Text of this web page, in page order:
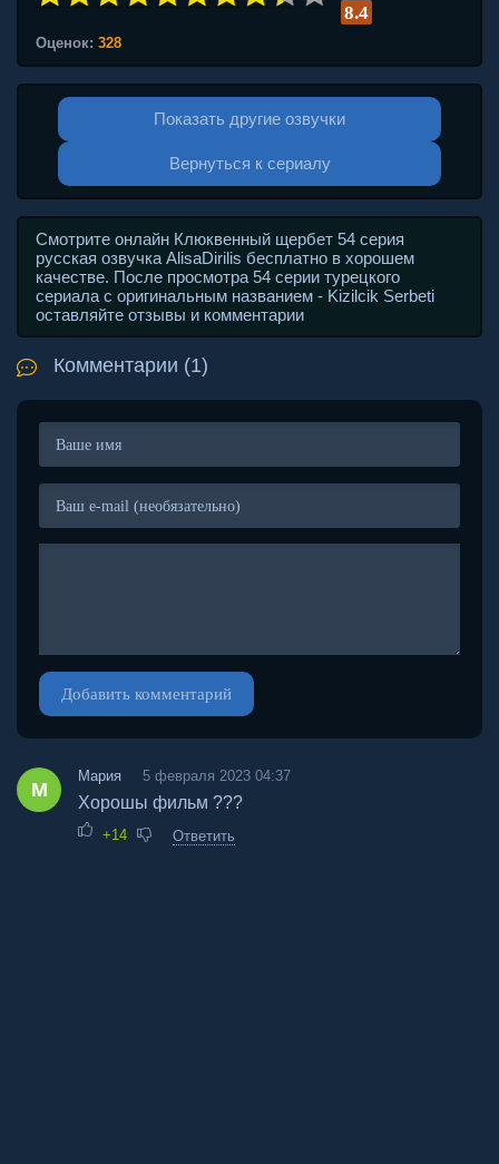
8.4
Оценок: 328
Показать другие озвучки
Вернуться к сериалу
Смотрите онлайн Клюквенный щербет 54 серия
русская озвучка AlisaDirilis бесплатно в хорошем
качестве. После просмотра 54 серии турецкого
сериала с оригинальным названием - Kizilcik Serbeti
оставляйте отзывы и комментарии
Комментарии (1)
Добавить комментарий
М
Мария 5 февраля 2023 04:37
Хорошы фильм ???
+14 Ответить